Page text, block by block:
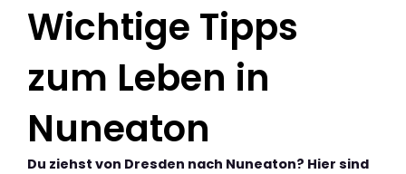
Wichtige Tipps
zum Leben in
Nuneaton
Du ziehst von Dresden nach Nuneaton? Hier sind